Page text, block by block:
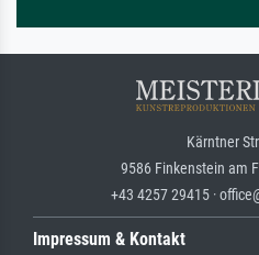
Kärntner
9586 Finkenstein am
+43 4257 29415 ·
Impressum & Kontakt